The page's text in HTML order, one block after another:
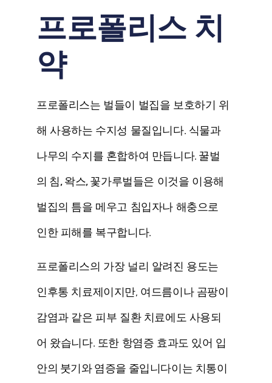
프로폴리스 치
약
프로폴리스는 벌들이 벌집을 보호하기 위
해 사용하는 수지성 물질입니다. 식물과
나무의 수지를 혼합하여 만듭니다. 꿀벌
의 침, 왁스, 꽃가루벌들은 이것을 이용해
벌집의 틈을 메우고 침입자나 해충으로
인한 피해를 복구합니다.
프로폴리스의 가장 널리 알려진 용도는
인후통 치료제이지만, 여드름이나 곰팡이
감염과 같은 피부 질환 치료에도 사용되
어 왔습니다. 또한 항염증 효과도 있어 입
안의 붓기와 염증을 줄입니다이는 치통이